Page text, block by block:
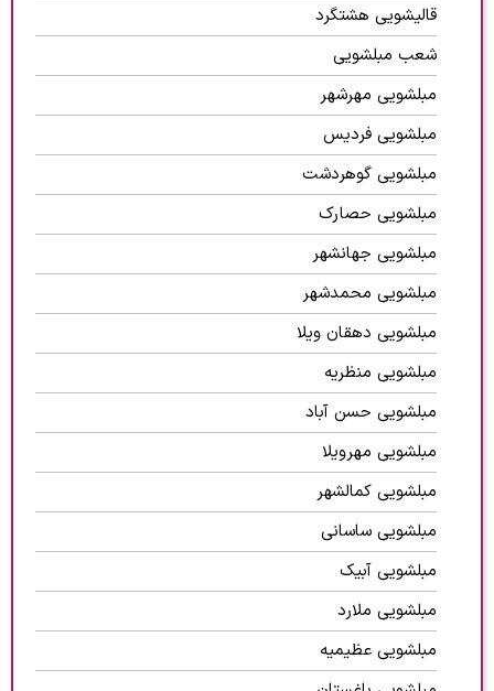
قالیشویی هشتگرد
شعب مبلشویی
مبلشویی مهرشهر
مبلشویی فردیس
مبلشویی گوهردشت
مبلشویی حصارک
مبلشویی جهانشهر
مبلشویی محمدشهر
مبلشویی دهقان ویلا
مبلشویی منظریه
مبلشویی حسن آباد
مبلشویی مهرویلا
مبلشویی کمالشهر
مبلشویی ساسانی
مبلشویی آبیک
مبلشویی ملارد
مبلشویی عظیمیه